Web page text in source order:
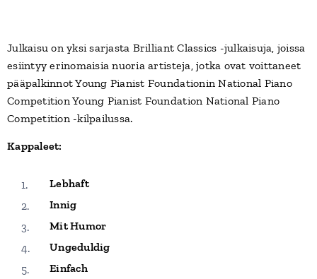
Julkaisu on yksi sarjasta Brilliant Classics -julkaisuja, joissa
esiintyy erinomaisia ​​nuoria artisteja, jotka ovat voittaneet
pääpalkinnot Young Pianist Foundationin National Piano
Competition Young Pianist Foundation National Piano
Competition -kilpailussa.
Kappaleet:
Lebhaft
Innig
Mit Humor
Ungeduldig
Einfach